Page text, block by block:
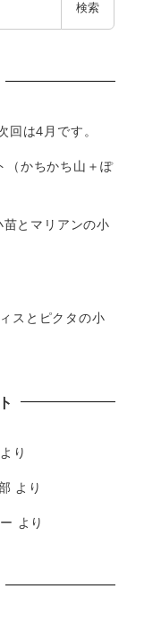
検索
は4月です。
（かちかち山＋ぽ
とマリアンの小
スとピクタの小
より
より
より